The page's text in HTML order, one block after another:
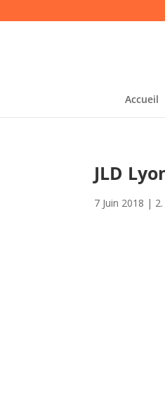
Accueil
JLD
7 Juin 2018 |